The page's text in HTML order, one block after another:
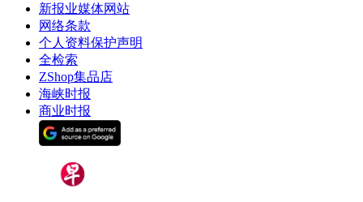
新报业媒体网站
网络条款
个人资料保护声明
全检索
ZShop集品店
海峡时报
商业时报